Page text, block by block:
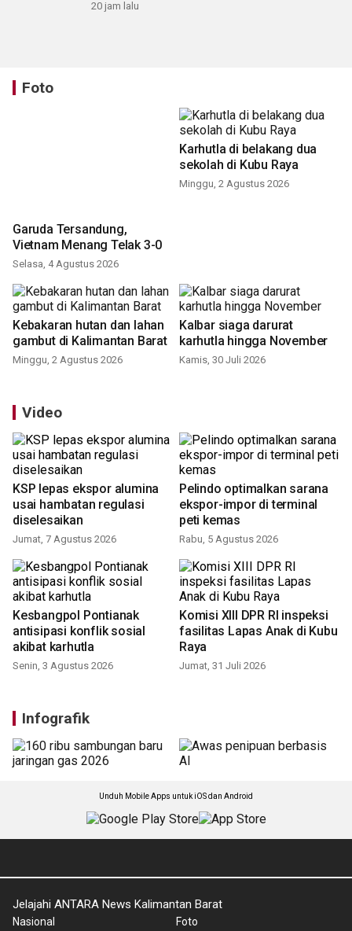
20 jam lalu
Foto
Garuda Tersandung,
Vietnam Menang Telak 3-0
Selasa, 4 Agustus 2026
Karhutla di belakang dua
sekolah di Kubu Raya
Minggu, 2 Agustus 2026
Kebakaran hutan dan lahan
gambut di Kalimantan Barat
Minggu, 2 Agustus 2026
Kalbar siaga darurat
karhutla hingga November
Kamis, 30 Juli 2026
Video
KSP lepas ekspor alumina
usai hambatan regulasi
diselesaikan
Jumat, 7 Agustus 2026
Pelindo optimalkan sarana
ekspor-impor di terminal
peti kemas
Rabu, 5 Agustus 2026
Kesbangpol Pontianak
antisipasi konflik sosial
akibat karhutla
Senin, 3 Agustus 2026
Komisi XIII DPR RI inspeksi
fasilitas Lapas Anak di Kubu
Raya
Jumat, 31 Juli 2026
Infografik
Unduh Mobile Apps untuk iOS dan Android
Jelajahi ANTARA News Kalimantan Barat
Nasional Foto